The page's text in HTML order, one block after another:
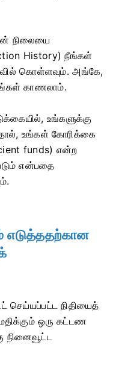
நிலையை
History) நீங்கள்
கொள்ளவும். அங்கே,
காணலாம்.
உங்களுக்கு
உங்கள் கோரிக்கை
funds) என்ற
என்பதை
செய்யப்பட்ட நிதியைத்
ஒரு கட்டண
நினைவூட்ட